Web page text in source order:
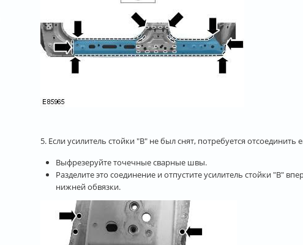
5. Если усилитель стойки "В" не был снят, потребуется отсоединить
Выфрезеруйте точечные сварные швы.
Разделите это соединение и отпустите усилитель стойки "В"
нижней обвязки.